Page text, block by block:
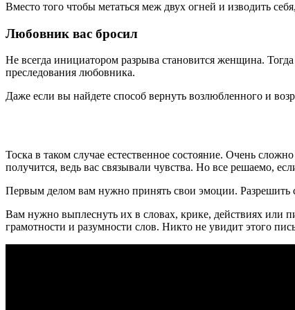
Вместо того чтобы метаться меж двух огней и изводить
Любовник вас бросил
Не всегда инициатором разрыва становится женщина.
преследования любовника.
Даже если вы найдете способ вернуть возлюбленного и
Тоска в таком случае естественное состояние. Очень
получится, ведь вас связывали чувства. Но все решаемо,
Первым делом вам нужно принять свои эмоции. Разрешить
Вам нужно выплеснуть их в словах, крике, действиях или
грамотности и разумности слов. Никто не увидит этого